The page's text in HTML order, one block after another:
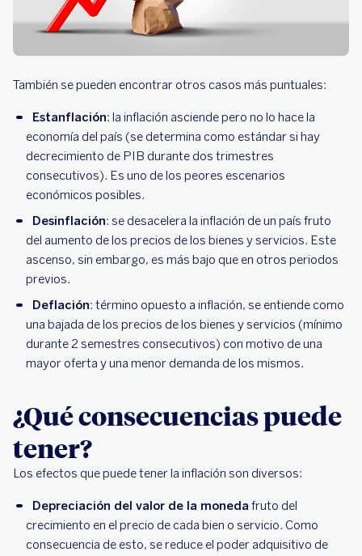
También se pueden encontrar otros casos más puntuales:
Estanflación: la inflación asciende pero no lo hace la
economía del país (se determina como estándar si hay
decrecimiento de PIB durante dos trimestres
consecutivos). Es uno de los peores escenarios
económicos posibles.
Desinflación: se desacelera la inflación de un país fruto
del aumento de los precios de los bienes y servicios. Este
ascenso, sin embargo, es más bajo que en otros periodos
previos.
Deflación: término opuesto a inflación, se entiende como
una bajada de los precios de los bienes y servicios (mínimo
durante 2 semestres consecutivos) con motivo de una
mayor oferta y una menor demanda de los mismos.
¿Qué consecuencias puede
tener?
Los efectos que puede tener la inflación son diversos:
Depreciación del valor de la moneda fruto del
crecimiento en el precio de cada bien o servicio. Como
consecuencia de esto, se reduce el poder adquisitivo de